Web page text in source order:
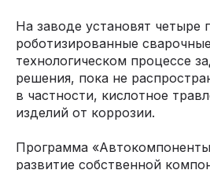
На заводе установят четыре
роботизированные
технологическом процессе
решения, пока не
в частности, кислотное
изделий от коррозии.
Программа
развитие собственной